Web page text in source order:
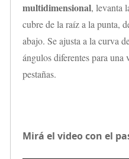
multidimensional, levanta
cubre de la raíz a la punta,
abajo. Se ajusta a la curva
ángulos diferentes para una
pestañas.
Mirá el video con el